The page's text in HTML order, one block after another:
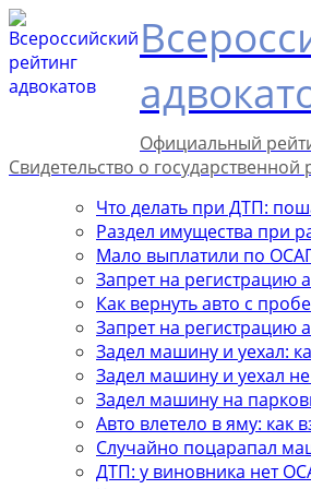
Официальный
Свидетельство о
Что делать при ДТП:
Раздел имущества при
Мало выплатили по
Запрет на регистрацию
Как вернуть авто с
Запрет на регистрацию
Задел машину и уехал:
Задел машину и уехал
Задел машину на
Авто влетело в яму: как
Случайно поцарапал
ДТП: у виновника нет